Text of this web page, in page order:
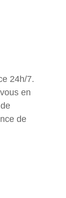
24h/7.
en
de